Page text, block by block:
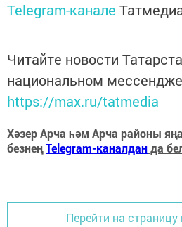
Telegram-канале
Читайте новости
национальном
https://max.ru/tatmedia
Хәзер Арча һәм Арча районы
безнеңTelegram-каналданда
Перейти на страницу